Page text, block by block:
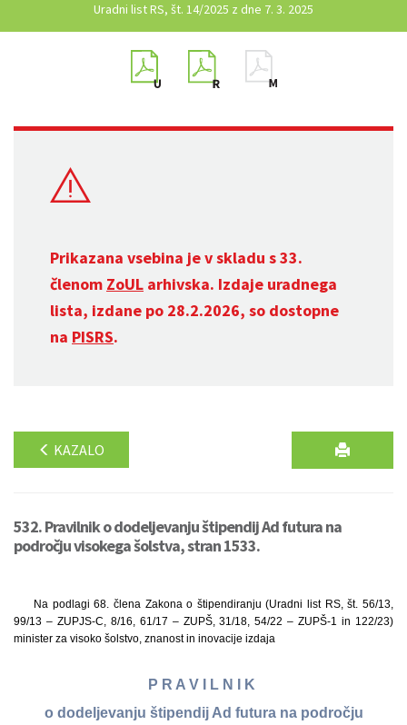
Uradni list RS, št. 14/2025 z dne 7. 3. 2025
Prikazana vsebina je v skladu s 33.
členom ZoUL arhivska. Izdaje uradnega
lista, izdane po 28.2.2026, so dostopne
na PISRS.
KAZALO
532. Pravilnik o dodeljevanju štipendij Ad futura na
področju visokega šolstva, stran 1533.
Na podlagi 68. člena Zakona o štipendiranju (Uradni list RS, št. 56/13,
99/13 – ZUPJS-C, 8/16, 61/17 – ZUPŠ, 31/18, 54/22 – ZUPŠ-1 in 122/23)
minister za visoko šolstvo, znanost in inovacije izdaja
P R A V I L N I K
o dodeljevanju štipendij Ad futura na področju